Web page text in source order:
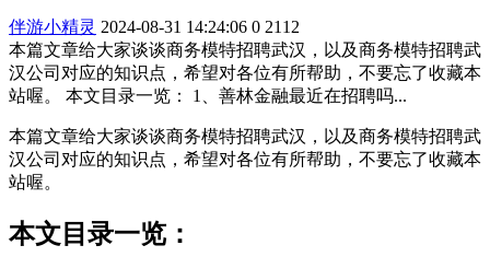
伴游小精灵 2024-08-31 14:24:06 0 2112
本篇文章给大家谈谈商务模特招聘武汉，以及商务模特招聘武
汉公司对应的知识点，希望对各位有所帮助，不要忘了收藏本
站喔。 本文目录一览： 1、善林金融最近在招聘吗...
本篇文章给大家谈谈商务模特招聘武汉，以及商务模特招聘武
汉公司对应的知识点，希望对各位有所帮助，不要忘了收藏本
站喔。
本文目录一览：